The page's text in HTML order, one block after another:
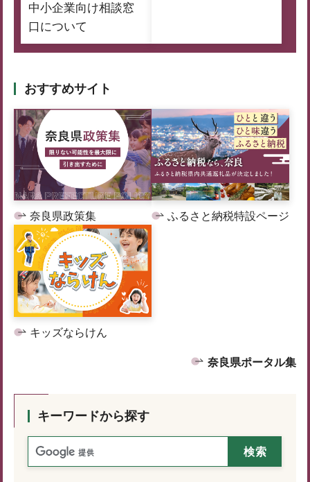
中小企業向け相談窓
口について
おすすめサイト
奈良県政策集 ふるさと納税特設ページ
キッズならけん
奈良県ポータル集
キーワードから探す